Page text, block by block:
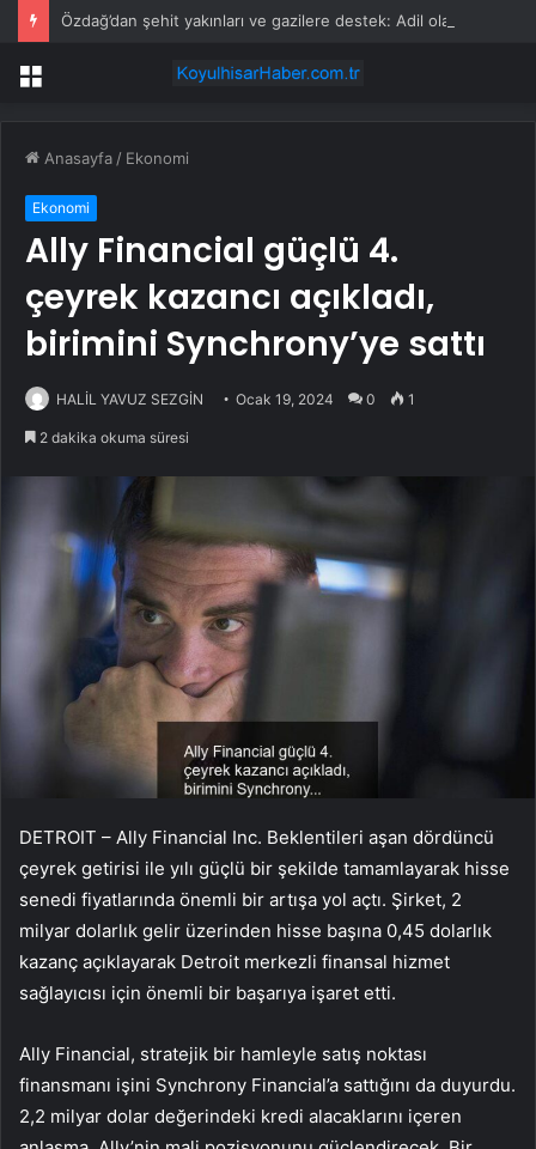
Menü
Anasayfa / Ekonomi
Ekonomi
Ally Financial güçlü 4.
çeyrek kazancı açıkladı,
birimini Synchrony’ye sattı
HALİL YAVUZ SEZGİN Ocak 19, 2024 0 1
2 dakika okuma süresi
DETROIT – Ally Financial Inc. Beklentileri aşan dördüncü
çeyrek getirisi ile yılı güçlü bir şekilde tamamlayarak hisse
senedi fiyatlarında önemli bir artışa yol açtı. Şirket, 2
milyar dolarlık gelir üzerinden hisse başına 0,45 dolarlık
kazanç açıklayarak Detroit merkezli finansal hizmet
sağlayıcısı için önemli bir başarıya işaret etti.
Ally Financial, stratejik bir hamleyle satış noktası
finansmanı işini Synchrony Financial’a sattığını da duyurdu.
2,2 milyar dolar değerindeki kredi alacaklarını içeren